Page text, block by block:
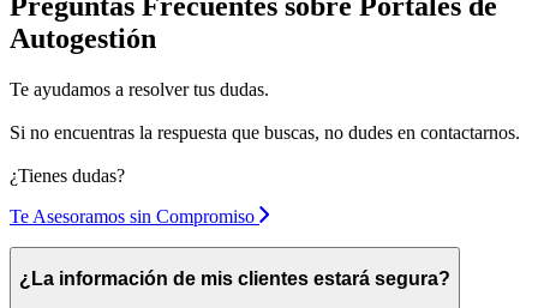
Autogestión
Te ayudamos a resolver tus dudas.
Si no encuentras la respuesta que buscas, no dudes en contactarnos.
¿Tienes dudas?
Te Asesoramos sin Compromiso
¿La información de mis clientes estará segura?